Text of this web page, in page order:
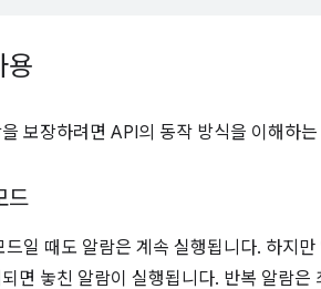
용
보장하려면 API의 동작 방식을 이해하
드
드일 때도 알람은 계속 실행됩니다. 하지
면 놓친 알람이 실행됩니다. 반복 알람